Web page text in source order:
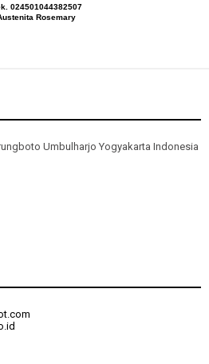
024501044382507
Rosemary
Umbulharjo Yogyakarta Indonesia